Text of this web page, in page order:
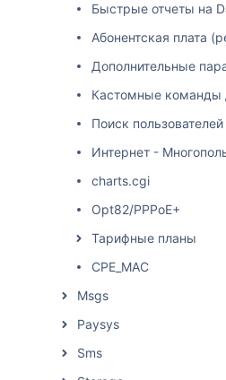
Быстрые отчеты на
Абонентская плата
Дополнительные
Кастомные команды
Поиск пользователей
Интернет -
charts.cgi
Opt82/PPPoE+
Тарифные планы
CPE_MAC
Msgs
Paysys
Sms